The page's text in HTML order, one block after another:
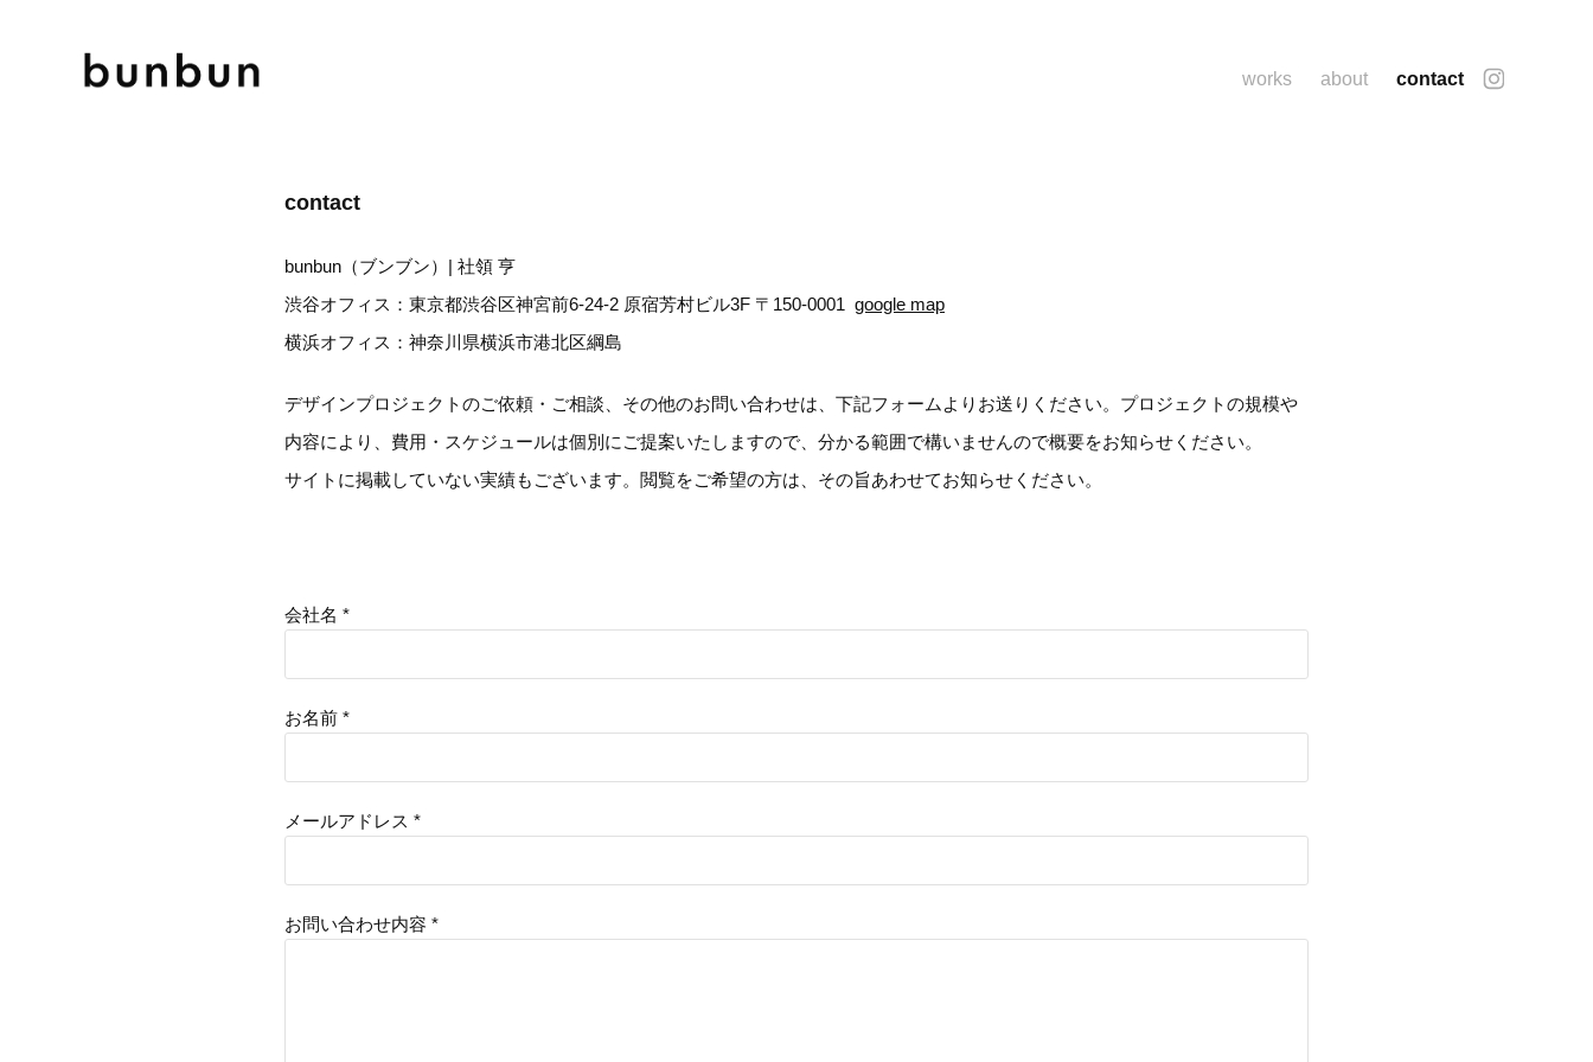
works about contact
contact
bunbun（ブンブン）| 社領 亨
渋谷オフィス：東京都渋谷区神宮前6-24-2 原宿芳村ビル3F 〒150-0001 google map
横浜オフィス：神奈川県横浜市港北区綱島
デザインプロジェクトのご依頼・ご相談、その他のお問い合わせは、下記フォームよりお送りください。プロジェクトの規模や
内容により、費用・スケジュールは個別にご提案いたしますので、分かる範囲で構いませんので概要をお知らせください。
サイトに掲載していない実績もございます。閲覧をご希望の方は、その旨あわせてお知らせください。
会社名 *
お名前 *
メールアドレス *
お問い合わせ内容 *